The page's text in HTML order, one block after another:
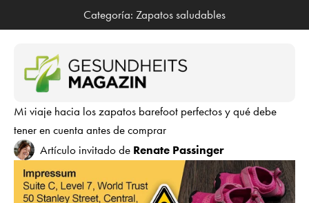
Saltar al contenidoCategoría: Zapatos saludables
Mi viaje hacia los zapatos barefoot perfectos y qué debe
tener en cuenta antes de comprar
Artículo invitado de Renate Passinger